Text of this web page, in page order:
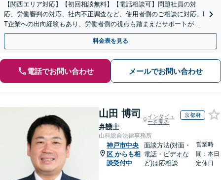
【関西エリア対応】【初回相談無料】【電話相談可】問題社員の対
応、労働審判の対応、社内不正調査など、使用者側のご相談に対応。I
T企業への出向経験もあり、労働者側の視点も踏まえたサポートが可
能です。お気軽にご相談ください。【夜間・土日相談可】
料金表を見る
電話でお問い合わせ メールでお問い合わせ
山田 博司
弁護士
インタビュ
ーを見る
京都府
山科総合法律事務所
神戸市中央
区 からも相
談受付中
面談方法(対面・
電話・ビデオな
ど)は応相談
営業時
間：本日
定休日